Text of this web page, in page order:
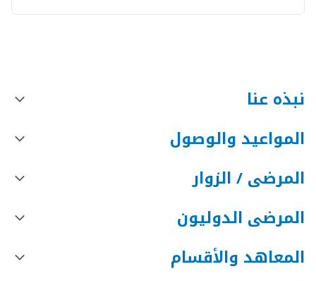
نبذه عنا
المواعيد والوصول
المرضى / الزوار
المرضى الدوليون
المعاهد والأقسام